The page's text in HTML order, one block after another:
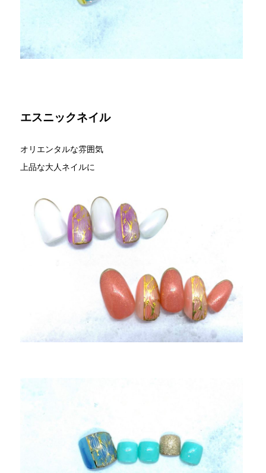
エスニックネイル
オリエンタルな雰囲気
上品な大人ネイルに